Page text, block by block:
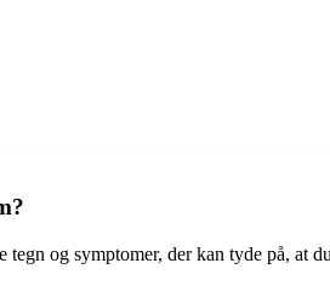
og symptomer, der kan tyde på, at